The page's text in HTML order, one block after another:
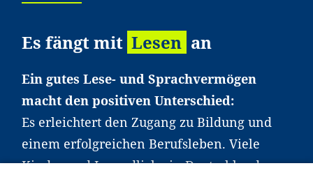
Es fängt mit Lesen an
Ein gutes Lese- und Sprachvermögen
macht den positiven Unterschied:
Es erleichtert den Zugang zu Bildung und
einem erfolgreichen Berufsleben. Viele
Kinder und Jugendliche in Deutschland